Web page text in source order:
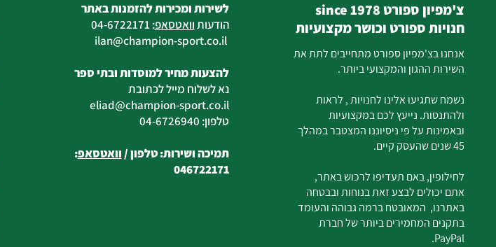
לשירות ומכירות להזמנות באתר
הודעותוואטסאפ:
04-6722171
ilan
@champion-sport.co.il
להצעות מחיר למוסדות ובתי ספר
נא לשלוח מייל לכתובת
eliad@champion-sport.co.il
טלפון: 04-6726940
תמיכה ושירות: טלפון /וואטסאפ:
046722171
צ'מפיון ספורט since 1978
חנויות ספורט וכושר מקצועיות
אנחנו בצ'מפיון ספורט מתחייבים לתת את
השירות ההגון והמקצועי ביותר.
נשמח שתגיעו אלינו לחנויות , לראות
ולהתנסות. נייעץ לכם במקצועיות
ובאמינות על פי ניסיוננו המצטבר במהלך
45 שנים שהעסק קיים.
לחילופין, באם תעדיפו לרכוש באתר,
אתם יכולים לבצע זאת בנוחות ובבטחה
באתרנו, המאובטח ברמה גבוהה והעומד
בתקנים המחמירים ביותר של חברת
PayPal.